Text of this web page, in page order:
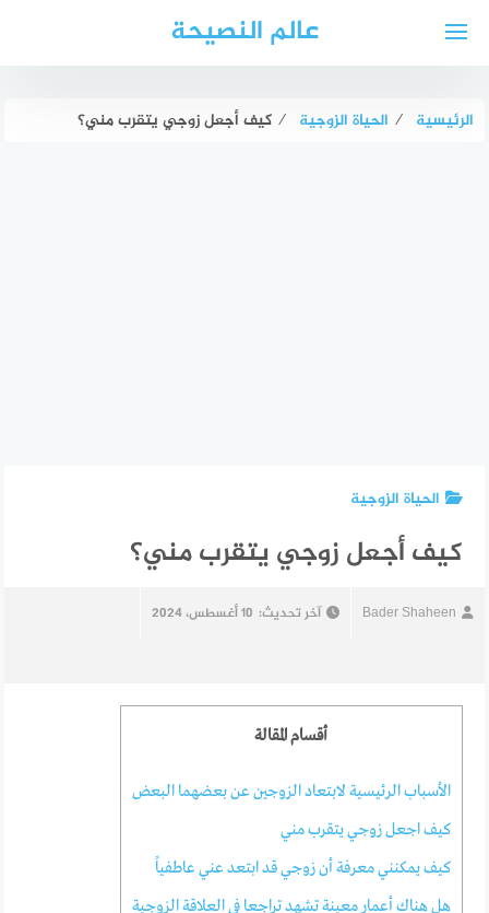
عالم النصيحة
الرئيسية ⁄ الحياة الزوجية ⁄ كيف أجعل زوجي يتقرب مني؟
الحياة الزوجية
كيف أجعل زوجي يتقرب مني؟
Bader Shaheen آخر تحديث: 10 أغسطس، 2024
أقسام المقالة
الأسباب الرئيسية لابتعاد الزوجين عن بعضهما البعض
كيف اجعل زوجي يتقرب مني
كيف يمكنني معرفة أن زوجي قد ابتعد عني عاطفياً
هل هناك أعمار معينة تشهد تراجعا في العلاقة الزوجية